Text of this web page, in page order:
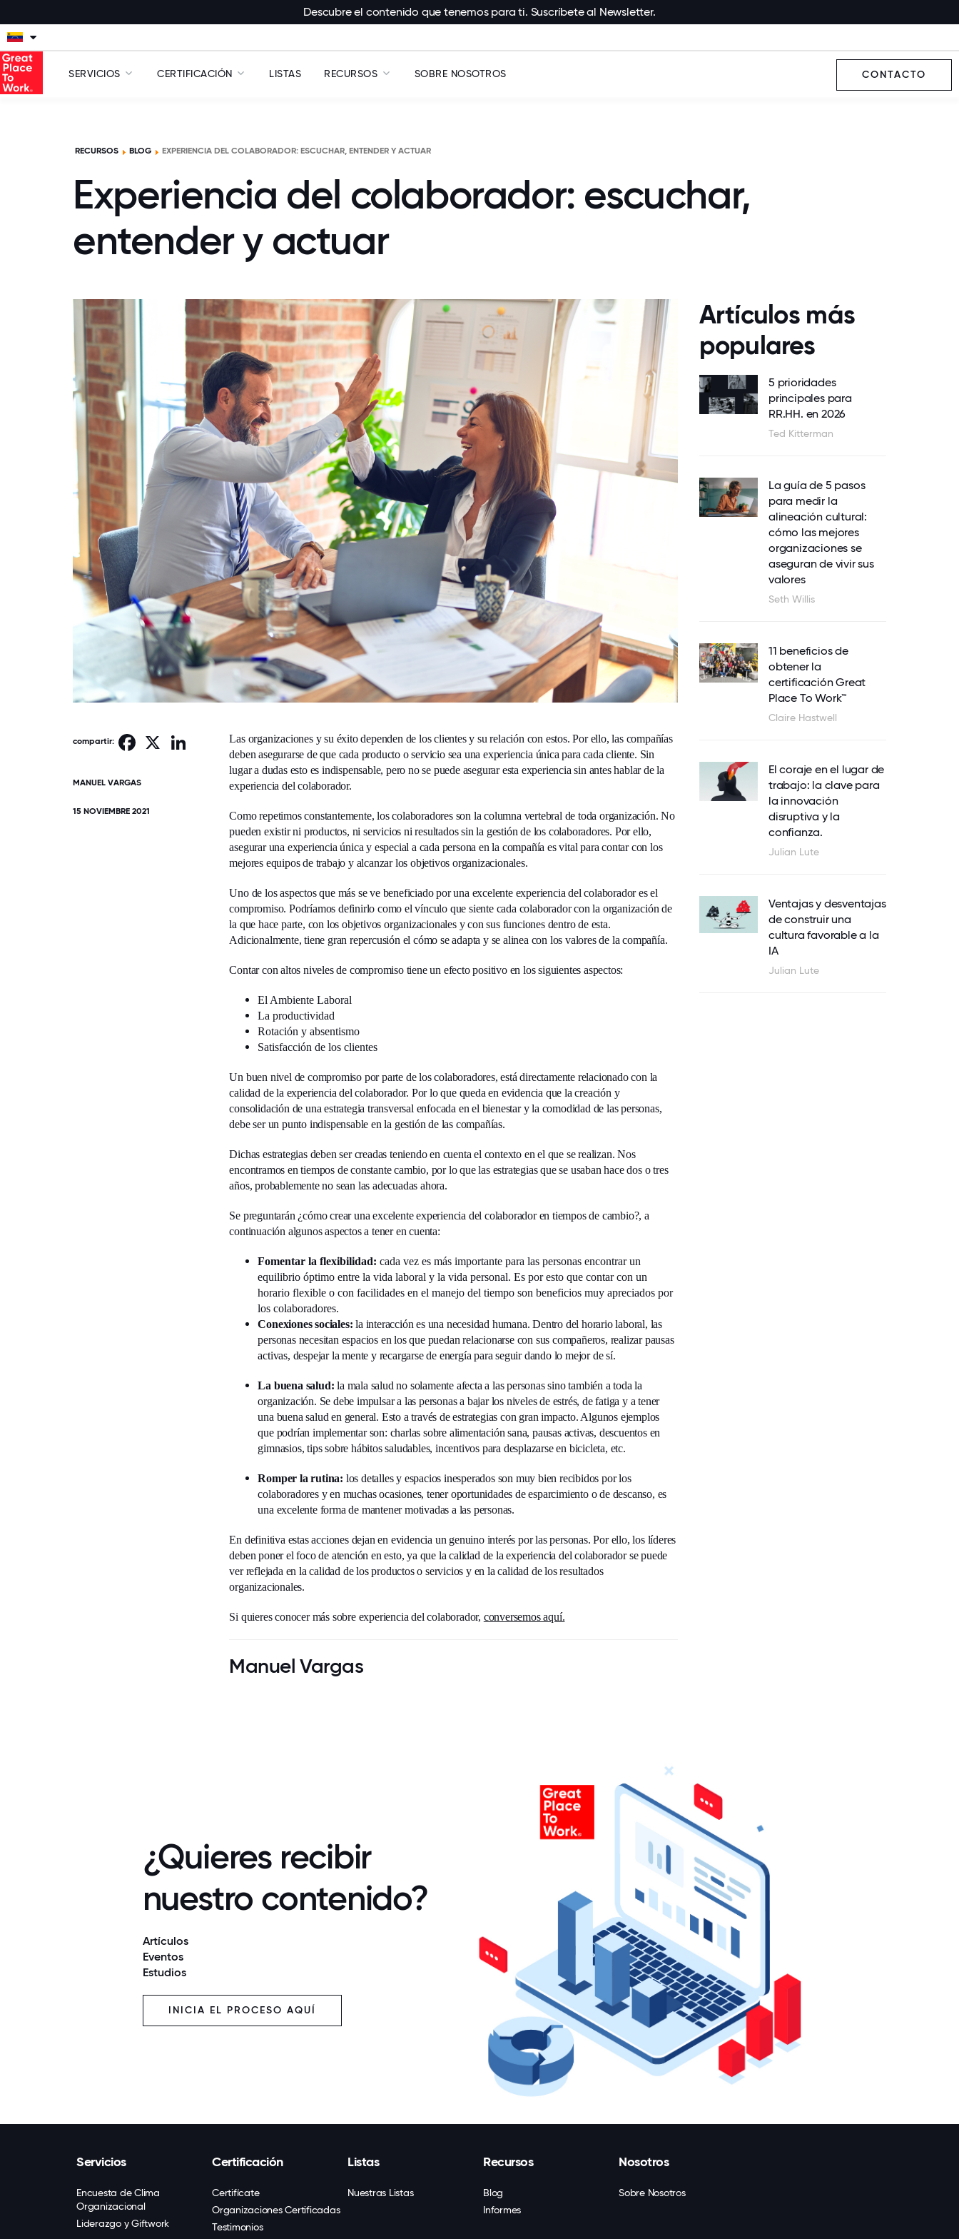
Descubre el contenido que tenemos para ti. Suscríbete al Newsletter.
SERVICIOS CERTIFICACIÓN LISTAS RECURSOS SOBRE NOSOTROS CONTACTO
RECURSOS BLOG EXPERIENCIA DEL COLABORADOR: ESCUCHAR, ENTENDER Y ACTUAR
Experiencia del colaborador: escuchar,
entender y actuar
compartir: Facebook
MANUEL VARGAS
15 NOVIEMBRE 2021
Las organizaciones y su éxito dependen de los clientes y su relación con estos. Por ello, las compañías
deben asegurarse de que cada producto o servicio sea una experiencia única para cada cliente. Sin
lugar a dudas esto es indispensable, pero no se puede asegurar esta experiencia sin antes hablar de la
experiencia del colaborador.
Como repetimos constantemente, los colaboradores son la columna vertebral de toda organización. No
pueden existir ni productos, ni servicios ni resultados sin la gestión de los colaboradores. Por ello,
asegurar una experiencia única y especial a cada persona en la compañía es vital para contar con los
mejores equipos de trabajo y alcanzar los objetivos organizacionales.
Uno de los aspectos que más se ve beneficiado por una excelente experiencia del colaborador es el
compromiso. Podríamos definirlo como el vínculo que siente cada colaborador con la organización de
la que hace parte, con los objetivos organizacionales y con sus funciones dentro de esta.
Adicionalmente, tiene gran repercusión el cómo se adapta y se alinea con los valores de la compañía.
Contar con altos niveles de compromiso tiene un efecto positivo en los siguientes aspectos:
El Ambiente Laboral
La productividad
Rotación y absentismo
Satisfacción de los clientes
Un buen nivel de compromiso por parte de los colaboradores, está directamente relacionado con la
calidad de la experiencia del colaborador. Por lo que queda en evidencia que la creación y
consolidación de una estrategia transversal enfocada en el bienestar y la comodidad de las personas,
debe ser un punto indispensable en la gestión de las compañías.
Dichas estrategias deben ser creadas teniendo en cuenta el contexto en el que se realizan. Nos
encontramos en tiempos de constante cambio, por lo que las estrategias que se usaban hace dos o tres
años, probablemente no sean las adecuadas ahora.
Se preguntarán ¿cómo crear una excelente experiencia del colaborador en tiempos de cambio?, a
continuación algunos aspectos a tener en cuenta:
Fomentar la flexibilidad: cada vez es más importante para las personas encontrar un
equilibrio óptimo entre la vida laboral y la vida personal. Es por esto que contar con un
horario flexible o con facilidades en el manejo del tiempo son beneficios muy apreciados por
los colaboradores.
Conexiones sociales: la interacción es una necesidad humana. Dentro del horario laboral, las
personas necesitan espacios en los que puedan relacionarse con sus compañeros, realizar pausas
activas, despejar la mente y recargarse de energía para seguir dando lo mejor de sí.
La buena salud: la mala salud no solamente afecta a las personas sino también a toda la
organización. Se debe impulsar a las personas a bajar los niveles de estrés, de fatiga y a tener
una buena salud en general. Esto a través de estrategias con gran impacto. Algunos ejemplos
que podrían implementar son: charlas sobre alimentación sana, pausas activas, descuentos en
gimnasios, tips sobre hábitos saludables, incentivos para desplazarse en bicicleta, etc.
Romper la rutina: los detalles y espacios inesperados son muy bien recibidos por los
colaboradores y en muchas ocasiones, tener oportunidades de esparcimiento o de descanso, es
una excelente forma de mantener motivadas a las personas.
En definitiva estas acciones dejan en evidencia un genuino interés por las personas. Por ello, los líderes
deben poner el foco de atención en esto, ya que la calidad de la experiencia del colaborador se puede
ver reflejada en la calidad de los productos o servicios y en la calidad de los resultados
organizacionales.
Si quieres conocer más sobre experiencia del colaborador, conversemos aquí.
Manuel Vargas
Artículos más
populares
5 prioridades
principales para
RR.HH. en 2026
Ted Kitterman
La guía de 5 pasos
para medir la
alineación cultural:
cómo las mejores
organizaciones se
aseguran de vivir sus
valores
Seth Willis
11 beneficios de
obtener la
certificación Great
Place To Work™
Claire Hastwell
El coraje en el lugar de
trabajo: la clave para
la innovación
disruptiva y la
confianza.
Julian Lute
Ventajas y desventajas
de construir una
cultura favorable a la
IA
Julian Lute
¿Quieres recibir
nuestro contenido?
Artículos
Eventos
Estudios
INICIA EL PROCESO AQUÍ
Servicios
Encuesta de Clima
Organizacional
Liderazgo y Giftwork
Certificación
Certifícate
Organizaciones Certificadas
Testimonios
Listas
Nuestras Listas
Recursos
Blog
Informes
Nosotros
Sobre Nosotros